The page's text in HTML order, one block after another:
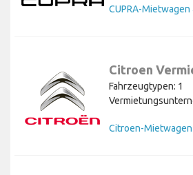
CUPRA-
Citroen
Fahrzeugtypen: 1
Citroen-